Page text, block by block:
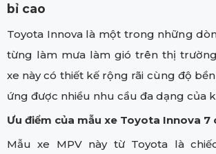
bỉ cao
Toyota Innova là một trong những
từng làm mưa làm gió trên thị
xe này có thiết kế rộng rãi cùng độ
ứng được nhiều nhu cầu đa dạng của
Ưu điểm của mẫu xe Toyota Innova 7
Mẫu xe MPV này từ Toyota là